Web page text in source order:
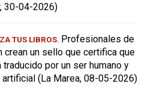
30-04-2026)
TUS LIBROS. Profesionales de
crean un sello que certifica que
por un ser humano y
(La Marea, 08-05-2026)